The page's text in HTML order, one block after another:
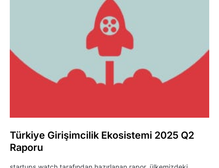
Türkiye Girişimcilik Ekosistemi 2025 Q2
Raporu